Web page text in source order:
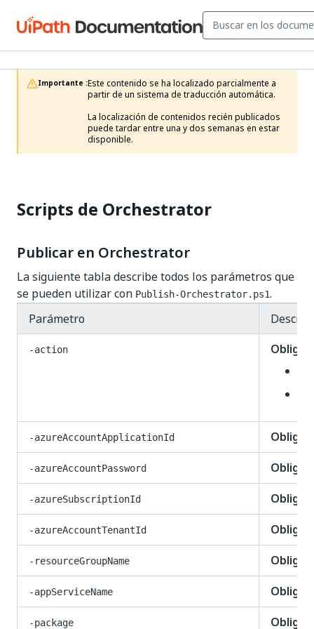
Importante :Este contenido se ha localizado parcialmente a
partir de un sistema de traducción automática.
La localización de contenidos recién publicados
puede tardar entre una y dos semanas en estar
disponible.
Scripts de Orchestrator
Publicar en Orchestrator
La siguiente tabla describe todos los parámetros que
se pueden utilizar con Publish-Orchestrator.ps1.
Parámetro
-action
-azureAccountApplicationId
-azureAccountPassword
-azureSubscriptionId
-azureAccountTenantId
-resourceGroupName
-appServiceName
-package